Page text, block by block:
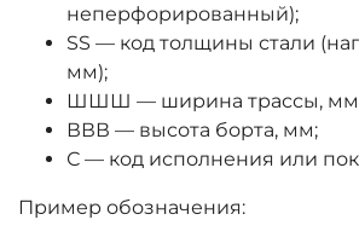
неперфорированный);
SS — код толщины стали
мм);
ШШШ — ширина трассы,
ВВВ — высота борта, мм;
С — код исполнения или
Пример обозначения: